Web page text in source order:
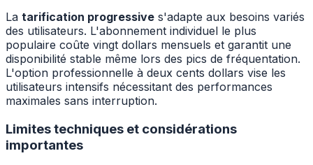
La tarification progressive s'adapte aux besoins variés
des utilisateurs. L'abonnement individuel le plus
populaire coûte vingt dollars mensuels et garantit une
disponibilité stable même lors des pics de fréquentation.
L'option professionnelle à deux cents dollars vise les
utilisateurs intensifs nécessitant des performances
maximales sans interruption.
Limites techniques et considérations
importantes